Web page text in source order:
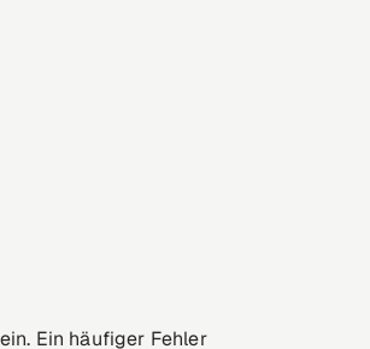
Ein häufiger Fehler